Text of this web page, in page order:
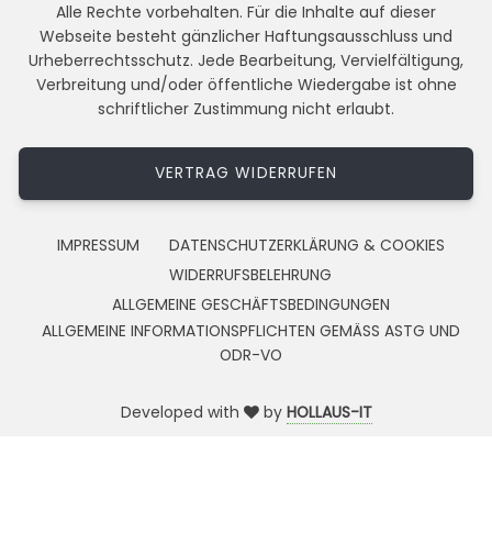
Alle Rechte vorbehalten. Für die Inhalte auf dieser
Webseite besteht gänzlicher Haftungsausschluss und
Urheberrechtsschutz. Jede Bearbeitung, Vervielfältigung,
Verbreitung und/oder öffentliche Wiedergabe ist ohne
schriftlicher Zustimmung nicht erlaubt.
VERTRAG WIDERRUFEN
IMPRESSUM
DATENSCHUTZERKLÄRUNG & COOKIES
WIDERRUFSBELEHRUNG
ALLGEMEINE GESCHÄFTSBEDINGUNGEN
ALLGEMEINE INFORMATIONSPFLICHTEN GEMÄSS ASTG UND
ODR-VO
Developed with by HOLLAUS-IT